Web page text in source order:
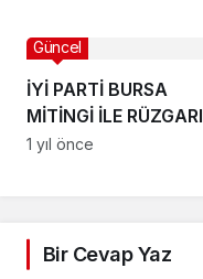
İYİ PARTİ BURSA
MİTİNGİ İLE RÜZGARI
YAKALADI.
Güncel
1 yıl önce
Bir Cevap Yaz